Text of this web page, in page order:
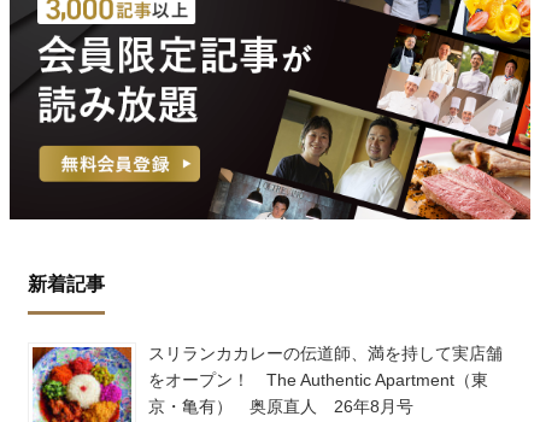
新着記事
スリランカカレーの伝道師、満を持して実店舗
をオープン！ The Authentic Apartment（東
京・亀有） 奥原直人 26年8月号